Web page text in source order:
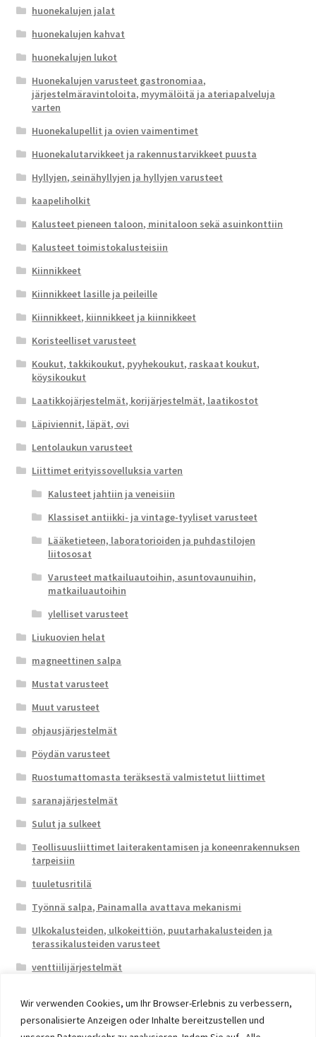
Wir verwenden Cookies, um Ihr Browser-Erlebnis zu verbessern,
personalisierte Anzeigen oder Inhalte bereitzustellen und
huonekalujen jalat
huonekalujen kahvat
huonekalujen lukot
Huonekalujen varusteet gastronomiaa,
järjestelmäravintoloita, myymälöitä ja ateriapalveluja
varten
Huonekalupellit ja ovien vaimentimet
Huonekalutarvikkeet ja rakennustarvikkeet puusta
Hyllyjen, seinähyllyjen ja hyllyjen varusteet
kaapeliholkit
Kalusteet pieneen taloon, minitaloon sekä asuinkonttiin
Kalusteet toimistokalusteisiin
Kiinnikkeet
Kiinnikkeet lasille ja peileille
Kiinnikkeet, kiinnikkeet ja kiinnikkeet
Koristeelliset varusteet
Koukut, takkikoukut, pyyhekoukut, raskaat koukut,
köysikoukut
Laatikkojärjestelmät, korijärjestelmät, laatikostot
Läpiviennit, läpät, ovi
Lentolaukun varusteet
Liittimet erityissovelluksia varten
Kalusteet jahtiin ja veneisiin
Klassiset antiikki- ja vintage-tyyliset varusteet
Lääketieteen, laboratorioiden ja puhdastilojen
liitososat
Varusteet matkailuautoihin, asuntovaunuihin,
matkailuautoihin
ylelliset varusteet
Liukuovien helat
magneettinen salpa
Mustat varusteet
Muut varusteet
ohjausjärjestelmät
Pöydän varusteet
Ruostumattomasta teräksestä valmistetut liittimet
saranajärjestelmät
Sulut ja sulkeet
Teollisuusliittimet laiterakentamisen ja koneenrakennuksen
tarpeisiin
tuuletusritilä
Työnnä salpa, Painamalla avattava mekanismi
Ulkokalusteiden, ulkokeittiön, puutarhakalusteiden ja
terassikalusteiden varusteet
venttiilijärjestelmät